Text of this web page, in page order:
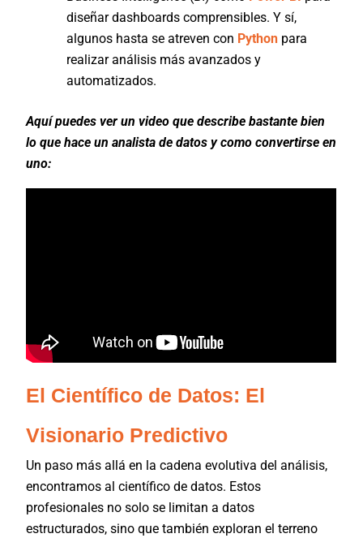
diseñar dashboards comprensibles. Y sí,
algunos hasta se atreven con Pythonpara
realizar análisis más avanzados y
automatizados.
Aquí puedes ver un video que describe bastante bien
lo que hace un analista de datos y como convertirse en
uno:
El Científico de Datos: El
Visionario Predictivo
Un paso más allá en la cadena evolutiva del análisis,
encontramos al científico de datos. Estos
profesionales no solo se limitan a datos
estructurados, sino que también exploran el terreno